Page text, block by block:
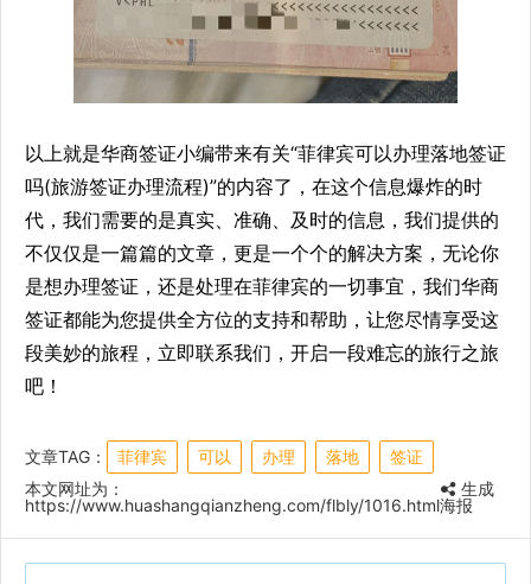
以上就是华商签证小编带来有关“菲律宾可以办理落地签证
吗(旅游签证办理流程)”的内容了，在这个信息爆炸的时
代，我们需要的是真实、准确、及时的信息，我们提供的
不仅仅是一篇篇的文章，更是一个个的解决方案，无论你
是想办理签证，还是处理在菲律宾的一切事宜，我们华商
签证都能为您提供全方位的支持和帮助，让您尽情享受这
段美妙的旅程，立即联系我们，开启一段难忘的旅行之旅
吧！
文章TAG： 菲律宾 可以 办理 落地
签证
本文网址为：
https://www.huashangqianzheng.com/flbly/1016.html
生成
海报